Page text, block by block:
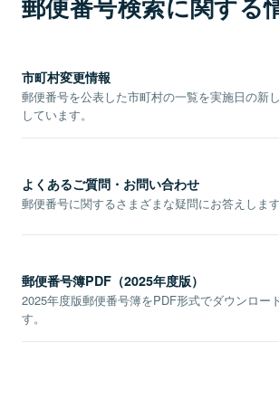
郵便番号検索に関する
市町村変更情報
郵便番号を公表した市町村の一覧を実施日の新
しています。
よくあるご質問・お問い合わせ
郵便番号に関するさまざまな疑問にお答えします
郵便番号簿PDF（2025年度版）
2025年度版郵便番号簿をPDF形式でダウンロー
す。